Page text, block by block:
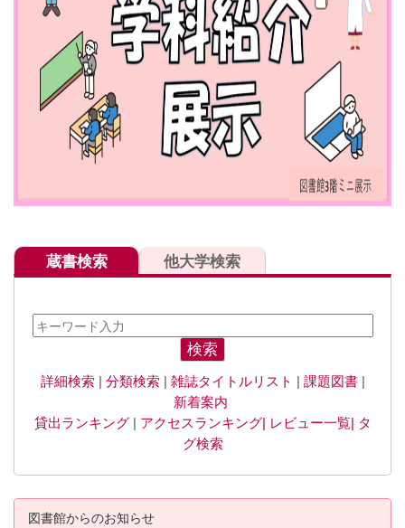
蔵書検索 他大学検索
検索
詳細検索| 分類検索| 雑誌タイトルリスト 課題図書|
新着案内
貸出ランキング| アクセスランキング| レビュー一覧|
タ
グ検索
図書館からのお知らせ